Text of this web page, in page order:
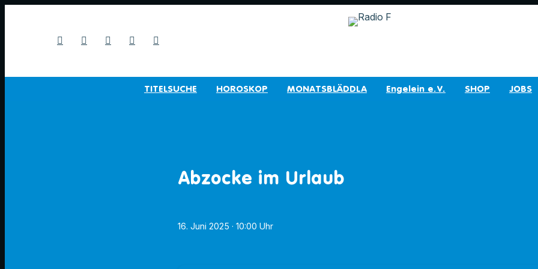
TITELSUCHE HOROSKOP MONATSBLÄDDLA Engelein e.V. SHOP JOBS
Abzocke im Urlaub
16. Juni 2025 · 10:00 Uhr